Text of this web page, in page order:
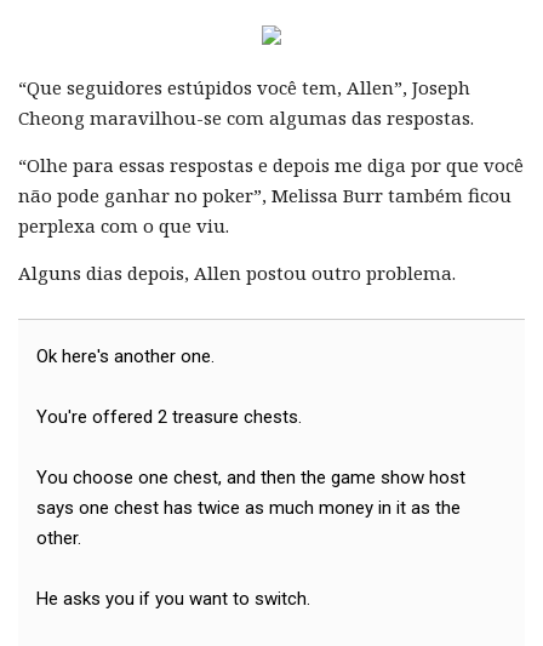
“Que seguidores estúpidos você tem, Allen”, Joseph
Cheong maravilhou-se com algumas das respostas.
“Olhe para essas respostas e depois me diga por que você
não pode ganhar no poker”, Melissa Burr também ficou
perplexa com o que viu.
Alguns dias depois, Allen postou outro problema.
Ok here's another one.
You're offered 2 treasure chests.
You choose one chest, and then the game show host
says one chest has twice as much money in it as the
other.
He asks you if you want to switch.